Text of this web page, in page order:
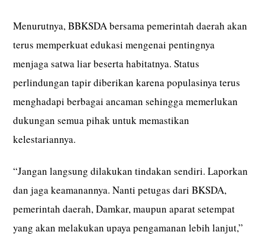
Menurutnya, BBKSDA bersama pemerintah daerah akan
terus memperkuat edukasi mengenai pentingnya
menjaga satwa liar beserta habitatnya. Status
perlindungan tapir diberikan karena populasinya terus
menghadapi berbagai ancaman sehingga memerlukan
dukungan semua pihak untuk memastikan
kelestariannya.
“Jangan langsung dilakukan tindakan sendiri. Laporkan
dan jaga keamanannya. Nanti petugas dari BKSDA,
pemerintah daerah, Damkar, maupun aparat setempat
yang akan melakukan upaya pengamanan lebih lanjut,”